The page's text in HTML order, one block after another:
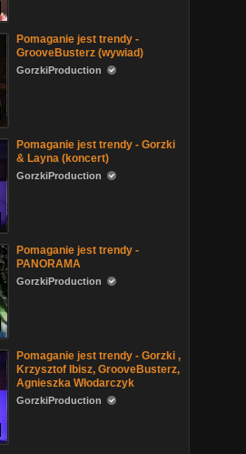
Pomaganie jest trendy -
GrooveBusterz (wywiad)
GorzkiProduction
Pomaganie jest trendy - Gorzki
& Layna (koncert)
GorzkiProduction
Pomaganie jest trendy -
PANORAMA
GorzkiProduction
Pomaganie jest trendy - Gorzki ,
Krzysztof Ibisz, GrooveBusterz,
Agnieszka Włodarczyk
GorzkiProduction